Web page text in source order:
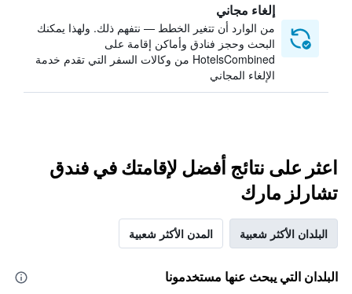
إلغاء مجاني
من الوارد أن تتغير الخطط — نتفهم ذلك. ولهذا يمكنك
البحث وحجز فنادق وأماكن إقامة على
HotelsCombined من وكالات السفر التي تقدم خدمة
الإلغاء المجاني
اعثر على نتائج أفضل لإقامتك في فندق
تشارلز مارك
البلدان الأكثر شعبية المدن الأكثر شعبية
البلدان التي يبحث عنها مستخدمونا